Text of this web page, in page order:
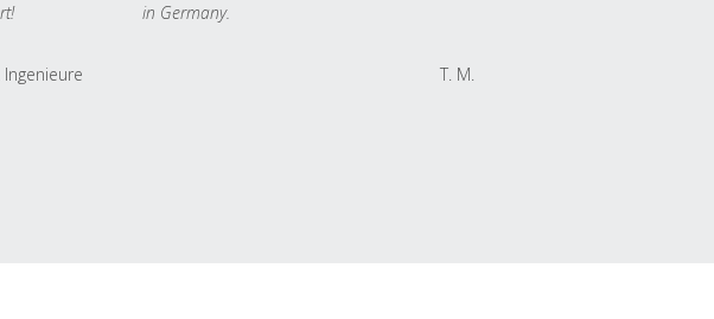
Ingenieure
in Germany.
T. M.